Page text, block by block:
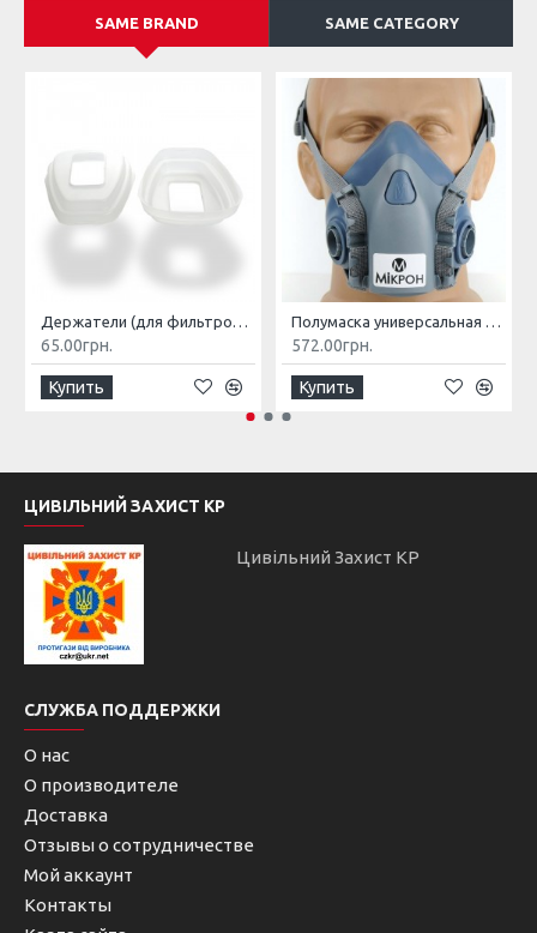
SAME BRAND SAME CATEGORY
Держатели (для фильтров ФГМ)
65.00грн.
Купить
Полумаска универсальная МИКРОН НМ
572.00грн.
Купить
ЦИВІЛЬНИЙ ЗАХИСТ КР
Цивільний Захист КР
СЛУЖБА ПОДДЕРЖКИ
О нас
О производителе
Доставка
Отзывы о сотрудничестве
Мой аккаунт
Контакты